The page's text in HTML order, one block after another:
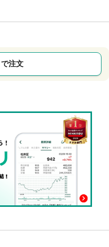
注文